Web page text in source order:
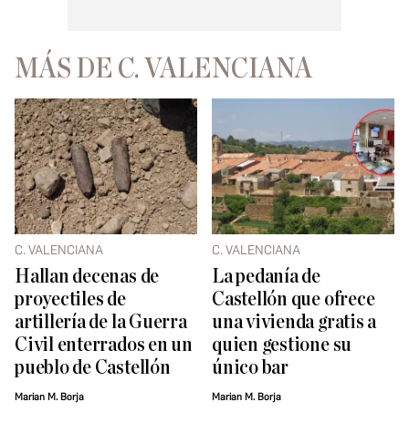
MÁS DE C. VALENCIANA
C. VALENCIANA
Hallan decenas de
proyectiles de
artillería de la Guerra
Civil enterrados en un
pueblo de Castellón
Marian M. Borja
C. VALENCIANA
La pedanía de
Castellón que ofrece
una vivienda gratis a
quien gestione su
único bar
Marian M. Borja